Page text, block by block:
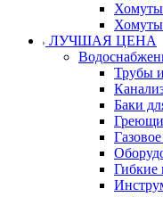
ЛУЧШАЯ ЦЕНА
Трубы
Баки
Гибкие